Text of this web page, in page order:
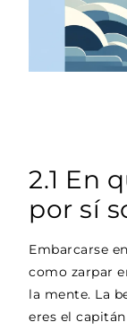
2.1 En
por sí
Embarcarse
como zarpar
la mente. La
eres el